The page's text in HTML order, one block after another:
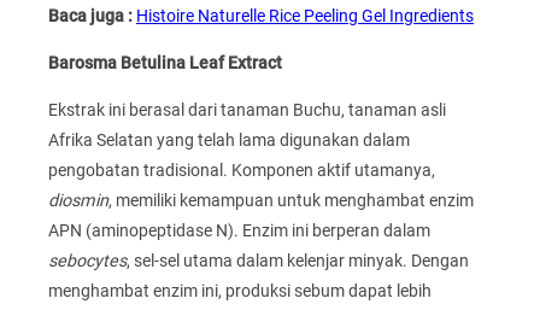
Baca juga : Histoire Naturelle Rice Peeling Gel Ingredients
Barosma Betulina Leaf Extract
Ekstrak ini berasal dari tanaman Buchu, tanaman asli
Afrika Selatan yang telah lama digunakan dalam
pengobatan tradisional. Komponen aktif utamanya,
diosmin, memiliki kemampuan untuk menghambat enzim
APN (aminopeptidase N). Enzim ini berperan dalam
sebocytes, sel-sel utama dalam kelenjar minyak. Dengan
menghambat enzim ini, produksi sebum dapat lebih